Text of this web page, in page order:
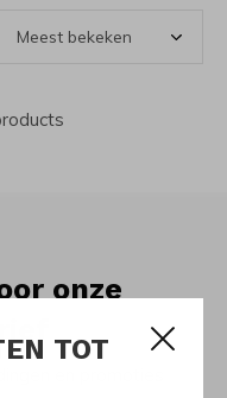
TOT
onze
en promoties